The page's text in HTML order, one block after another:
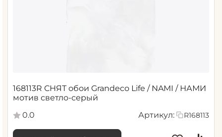
168113R СНЯТ обои Grandeco Life / NAMI / НАМИ
мотив светло-серый
0.0
Артикул: R168113